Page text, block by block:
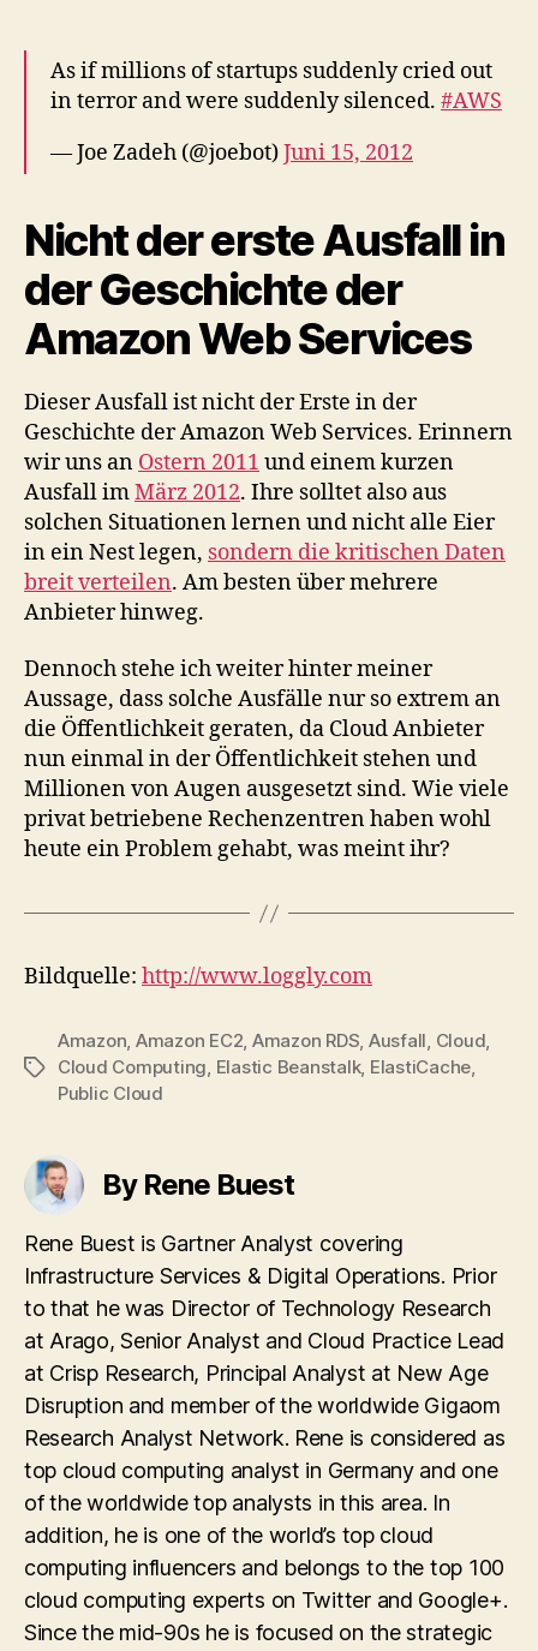
As if millions of startups suddenly cried out
in terror and were suddenly silenced. #AWS
— Joe Zadeh (@joebot)Juni 15, 2012
Nicht der erste Ausfall in
der Geschichte der
Amazon Web Services
Dieser Ausfall ist nicht der Erste in der
Geschichte der Amazon Web Services. Erinnern
wir uns an Ostern 2011 und einem kurzen
Ausfall imMärz 2012. Ihre solltet also aus
solchen Situationen lernen und nicht alle Eier
in ein Nest legen, sondern die kritischen Daten
breit verteilen. Am besten über mehrere
Anbieter hinweg.
Dennoch stehe ich weiter hinter meiner
Aussage, dass solche Ausfälle nur so extrem an
die Öffentlichkeit geraten, da Cloud Anbieter
nun einmal in der Öffentlichkeit stehen und
Millionen von Augen ausgesetzt sind. Wie viele
privat betriebene Rechenzentren haben wohl
heute ein Problem gehabt, was meint ihr?
Bildquelle: http://www.loggly.com
Tags
Amazon, Amazon EC2, Amazon RDS, Ausfall, Cloud,
Cloud Computing, Elastic Beanstalk, ElastiCache,
Public Cloud
By Rene Buest
Rene Buest is Gartner Analyst covering
Infrastructure Services & Digital Operations. Prior
to that he was Director of Technology Research
at Arago, Senior Analyst and Cloud Practice Lead
at Crisp Research, Principal Analyst at New Age
Disruption and member of the worldwide Gigaom
Research Analyst Network. Rene is considered as
top cloud computing analyst in Germany and one
of the worldwide top analysts in this area. In
addition, he is one of the world’s top cloud
computing influencers and belongs to the top 100
cloud computing experts on Twitter and Google+.
Since the mid-90s he is focused on the strategic